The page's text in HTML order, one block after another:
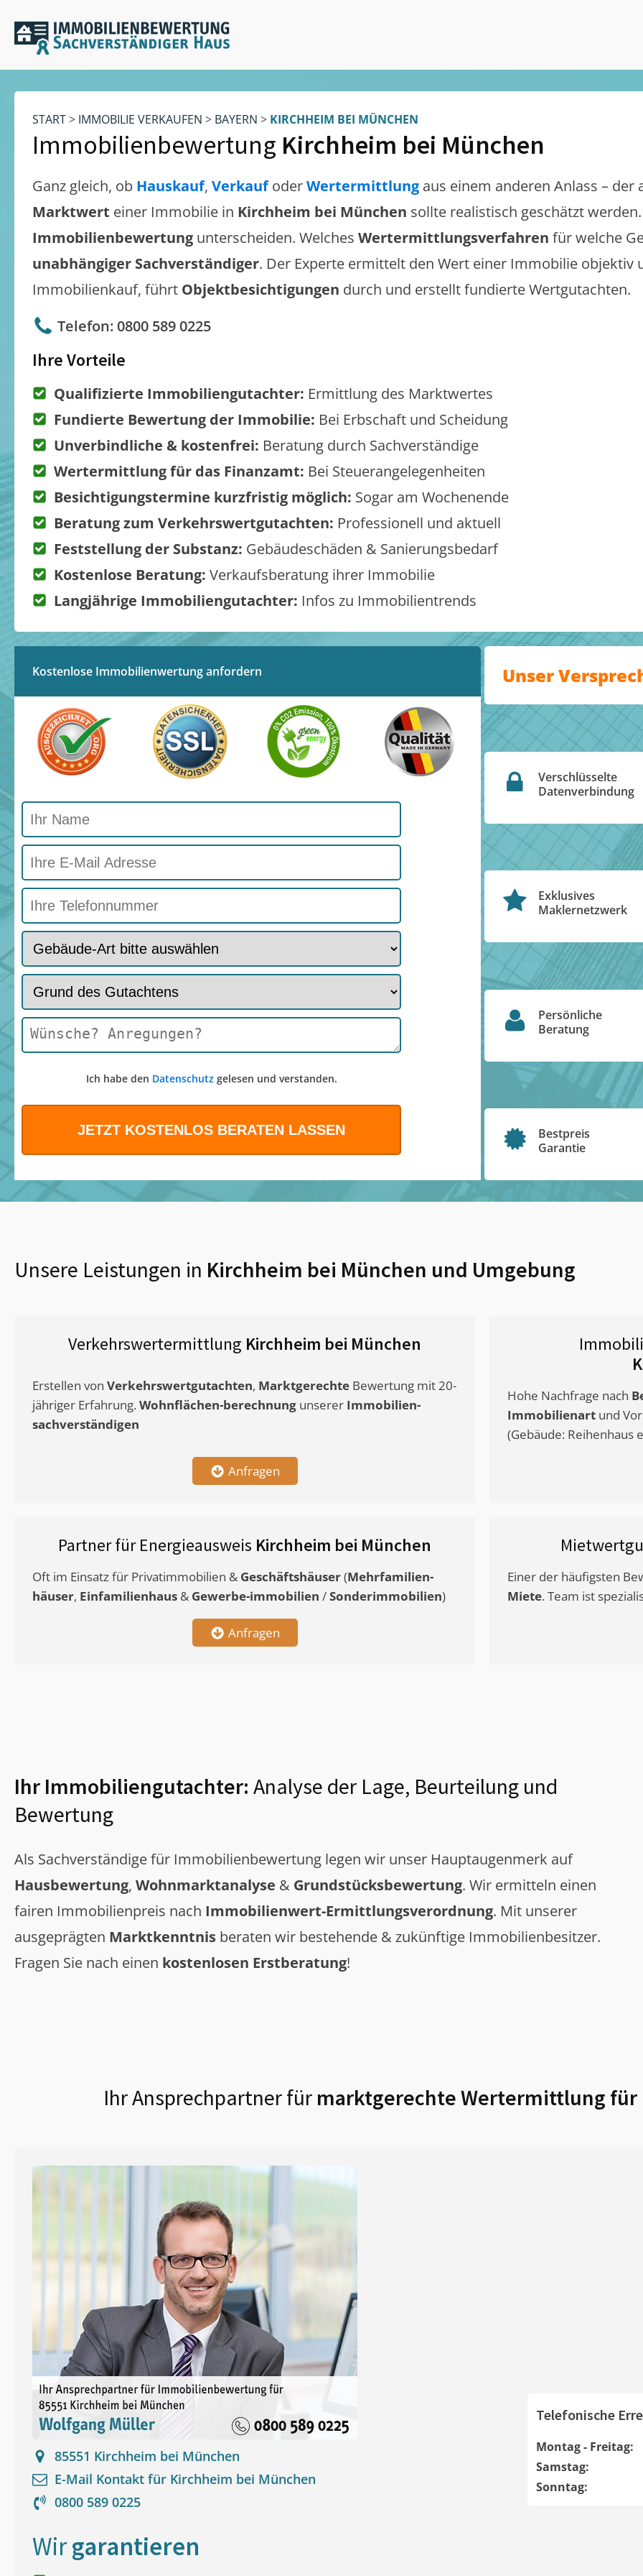
START> IMMOBILIE VERKAUFEN > BAYERN > KIRCHHEIM BEI MÜNCHEN
Immobilienbewertung Kirchheim bei München
Ganz gleich, ob Hauskauf, VerkaufoderWertermittlung aus einem anderen Anlass – der
Marktwert einer Immobilie in Kirchheim bei München sollte realistisch geschätzt
Immobilienbewertung unterscheiden. Welches Wertermittlungsverfahren für welche
unabhängiger Sachverständiger. Der Experte ermittelt den Wert einer Immobilie objektiv
Immobilienkauf, führt Objektbesichtigungen durch und erstellt fundierte Wertgutachten.
Telefon: 0800 589 0225
Ihre Vorteile
Qualifizierte Immobiliengutachter: Ermittlung des Marktwertes
Fundierte Bewertung der Immobilie: Bei Erbschaft und Scheidung
Unverbindliche & kostenfrei: Beratung durch Sachverständige
Wertermittlung für das Finanzamt: Bei Steuerangelegenheiten
Besichtigungstermine kurzfristig möglich: Sogar am Wochenende
Beratung zum Verkehrswertgutachten: Professionell und aktuell
Feststellung der Substanz: Gebäudeschäden & Sanierungsbedarf
Kostenlose Beratung: Verkaufsberatung ihrer Immobilie
Langjährige Immobiliengutachter: Infos zu Immobilientrends
Kostenlose Immobilienwertung anfordern
Ich habe den Datenschutzgelesen und verstanden.
Unser
Verschlüsselte
Datenverbindung
Exklusives
Maklernetzwerk
Persönliche
Beratung
Bestpreis
Garantie
Unsere Leistungen in Kirchheim bei München und Umgebung
Verkehrswertermittlung Kirchheim bei München
Erstellen von Verkehrswertgutachten, Marktgerechte Bewertung mit 20-
jähriger Erfahrung. Wohnflächen-berechnung unserer Immobilien-
sachverständigen
Anfragen
Hohe Nachfrage nach
Immobilienart und
(Gebäude: Reihenhaus
Partner für Energieausweis Kirchheim bei München
Oft im Einsatz für Privatimmobilien & Geschäftshäuser(Mehrfamilien-
häuser, Einfamilienhaus & Gewerbe-immobilien /Sonderimmobilien)
Anfragen
Einer der häufigsten
Miete. Team ist
Ihr Immobiliengutachter: Analyse der Lage, Beurteilung und
Bewertung
Als Sachverständige für Immobilienbewertung legen wir unser Hauptaugenmerk auf
Hausbewertung, Wohnmarktanalyse & Grundstücksbewertung. Wir ermitteln einen
fairen Immobilienpreis nach Immobilienwert-Ermittlungsverordnung. Mit unserer
ausgeprägten Marktkenntnis beraten wir bestehende & zukünftige Immobilienbesitzer.
Fragen Sie nach einen kostenlosen Erstberatung!
Ihr Ansprechpartner fürmarktgerechte Wertermittlung für
85551 Kirchheim bei München
E-Mail Kontakt für Kirchheim bei München
0800 589 0225
Telefonische
Montag - Freitag:
Samstag:
Sonntag:
Wirgarantieren